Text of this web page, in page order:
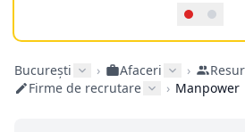
perspectiva noua
recrutare, Rosman
It&tehnologie,
logistica, BPO,
București › Afaceri ›
Firme de recrutare
› Manpower